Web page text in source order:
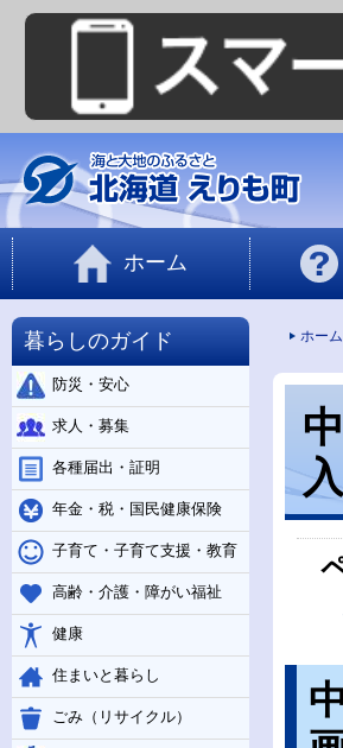
ホーム
ホーム
暮らしのガイド
防災・安心
求人・募集
各種届出・証明
年金・税・国民健康保険
子育て・子育て支援・教育
高齢・介護・障がい福祉
健康
住まいと暮らし
ごみ（リサイクル）